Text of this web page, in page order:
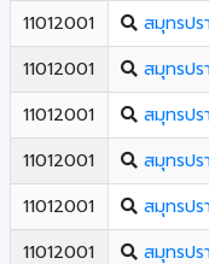
11012001
สมุทรปร
11012001
สมุทรปร
11012001
สมุทรปร
11012001
สมุทรปร
11012001
สมุทรปร
11012001
สมุทรปร